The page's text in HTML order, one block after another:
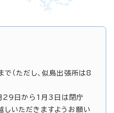
（ただし、似島出張所は8
29日から1月3日は閉庁
しいただきますようお願い